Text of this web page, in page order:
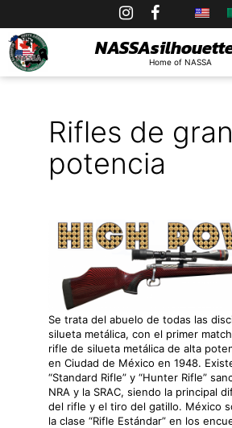
to
content
Home of NASSA
Rifles de gran
potencia
Se trata del abuelo de todas las
silueta metálica, con el primer
rifle de silueta metálica de alta
en Ciudad de México en 1948.
“Standard Rifle” y “Hunter Rifle”
NRA y la SRAC, siendo la principal
del rifle y el tiro del gatillo. México
la clase “Rifle Estándar” en los